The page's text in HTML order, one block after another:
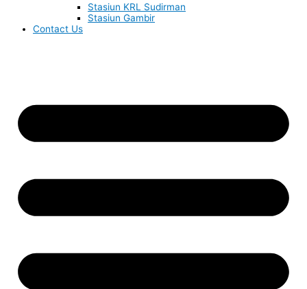
Stasiun KRL Sudirman
Stasiun Gambir
Contact Us